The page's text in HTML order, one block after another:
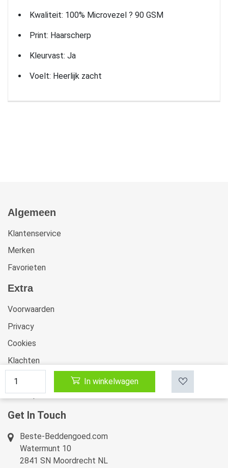
In winkelwagen
Kwaliteit: 100% Microvezel ? 90 GSM
Print: Haarscherp
Kleurvast: Ja
Voelt: Heerlijk zacht
Algemeen
Klantenservice
Merken
Favorieten
Extra
Voorwaarden
Privacy
Cookies
Klachten
Retourneren & Ruilen
Sitemap
Get In Touch
Beste-Beddengoed.com
Watermunt 10
2841 SN Moordrecht NL